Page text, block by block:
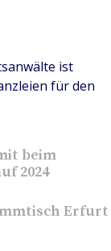
ist
für den
beim
2024
Erfurt